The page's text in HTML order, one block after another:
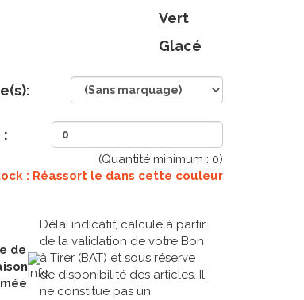
Vert
Glacé
:
(Quantité minimum : 0)
: Réassort le dans cette couleur
de
Délai indicatif, calculé à partir
de la validation de votre Bon
à Tirer (BAT) et sous réserve
de disponibilité des articles. Il
ne constitue pas un